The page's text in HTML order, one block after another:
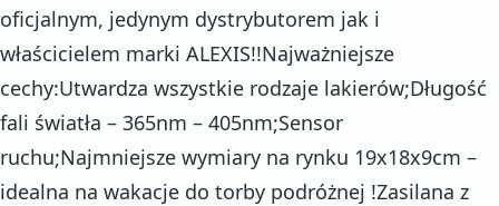
oficjalnym, jedynym dystrybutorem jak i
właścicielem marki ALEXIS!!Najważniejsze
cechy:Utwardza wszystkie rodzaje lakierów;Długość
fali światła – 365nm – 405nm;Sensor
ruchu;Najmniejsze wymiary na rynku 19x18x9cm –
idealna na wakacje do torby podróżnej !Zasilana z